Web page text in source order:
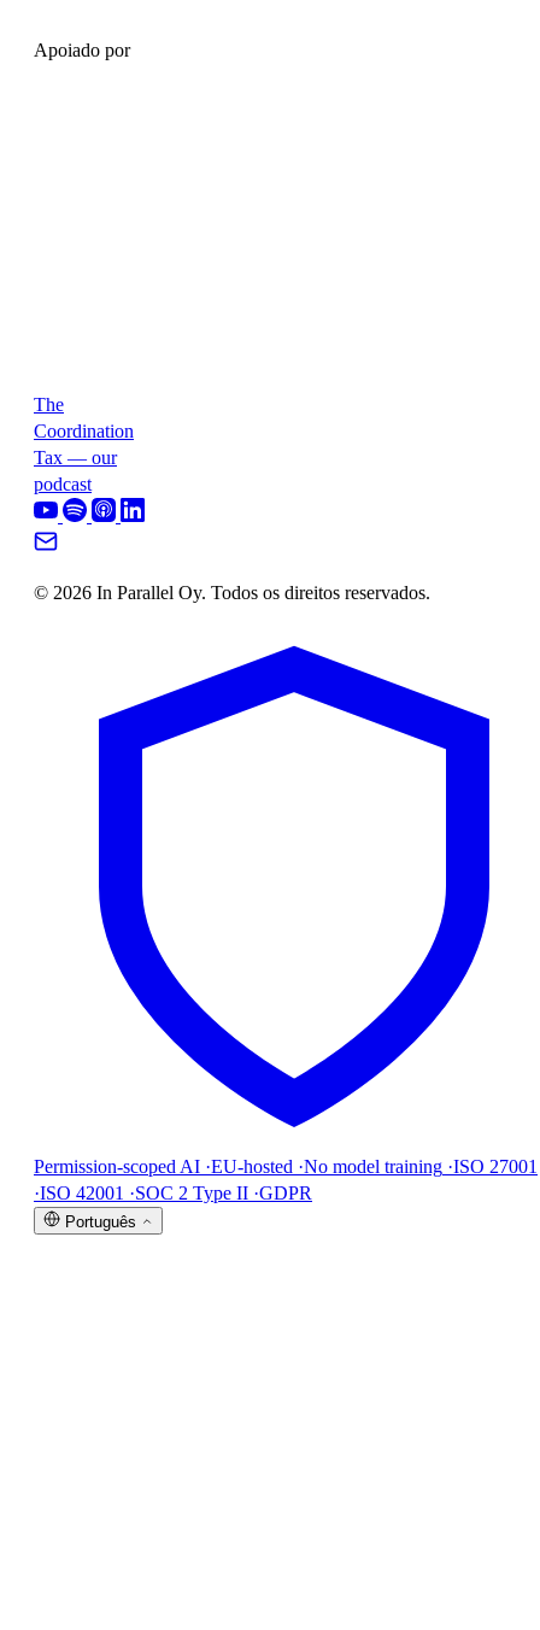
Apoiado por
The
Coordination
Tax — our
podcast
© 2026 In Parallel Oy. Todos os direitos reservados.
Permission-scoped AI ·EU-hosted ·No model training ·ISO 27001
·ISO 42001 ·SOC 2 Type II ·GDPR
Português